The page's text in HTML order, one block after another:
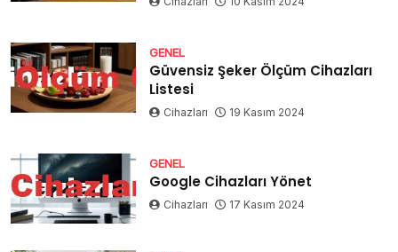
GENEL
Güvensiz Şeker Ölçüm Cihazları
Listesi
Cihazları 19 Kasım 2024
GENEL
Google Cihazları Yönet
Cihazları 17 Kasım 2024